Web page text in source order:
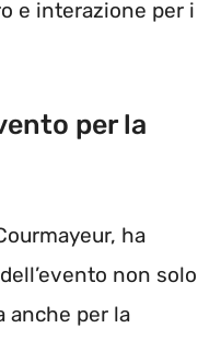
e interazione per i
per la
ha
non solo
anche per la